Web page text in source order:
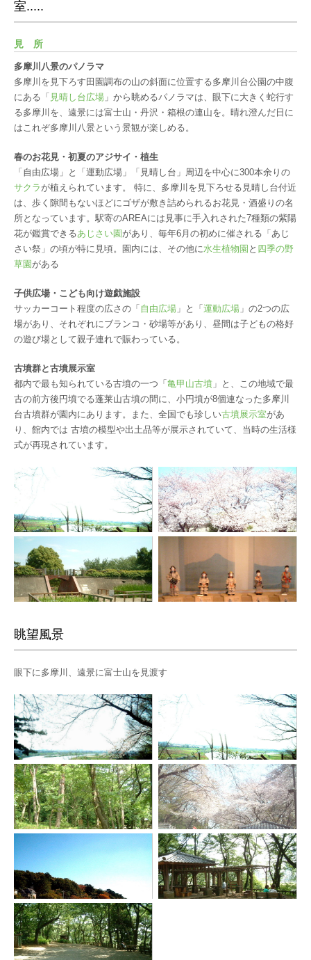
室.....
見所
多摩川八景のパノラマ
多摩川を見下ろす田園調布の山の斜面に位置する多摩川台公園の中腹
にある「 見晴し台広場 」から眺めるパノラマは、眼下に大きく蛇行す
る多摩川を、遠景には富士山・丹沢・箱根の連山を。晴れ澄んだ日に
はこれぞ多摩川八景という景観が楽しめる。
春のお花見・初夏のアジサイ・植生
「自由広場」と「運動広場」「見晴し台」周辺を中心に300本余りの
サクラ が植えられています。 特に、多摩川を見下ろせる見晴し台付近
は、歩く隙間もないほどにゴザが敷き詰められるお花見・酒盛りの名
所となっています。駅寄のAREAには見事に手入れされた7種類の紫陽
花が鑑賞できるあじさい園があり、毎年6月の初めに催される「あじ
さい祭」の頃が特に見頃。園内には、その他に 水生植物園 と 四季の野
草園がある
子供広場・こども向け遊戯施設
サッカーコート程度の広さの「自由広場 」と「運動広場 」の2つの広
場があり、それぞれにブランコ・砂場等があり、昼間は子どもの格好
の遊び場として親子連れで賑わっている。
古墳群と古墳展示室
都内で最も知られている古墳の一つ「亀甲山古墳 」と、この地域で最
古の前方後円墳でる蓬莱山古墳の間に、小円墳が8個連なった多摩川
台古墳群が園内にあります。また、全国でも珍しい古墳展示室があ
り、館内では 古墳の模型や出土品等が展示されていて、当時の生活様
式が再現されています。
眺望風景
眼下に多摩川、遠景に富士山を見渡す